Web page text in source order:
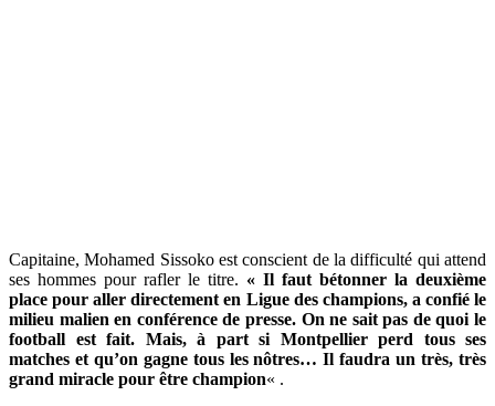
Capitaine, Mohamed Sissoko est conscient de la difficulté qui attend
ses hommes pour rafler le titre. « Il faut bétonner la deuxième
place pour aller directement en Ligue des champions, a confié le
milieu malien en conférence de presse. On ne sait pas de quoi le
football est fait. Mais, à part si Montpellier perd tous ses
matches et qu’on gagne tous les nôtres… Il faudra un très, très
grand miracle pour être champion« .